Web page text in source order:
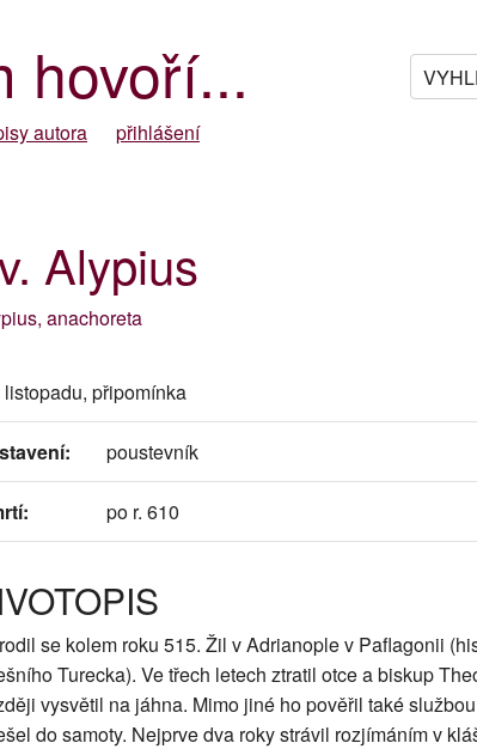
hovoří...
autora přihlášení
Alypius
anachoreta
listopadu, připomínka
poustevník
po r. 610
se kolem roku 515. Žil v Adrianople v Paflagonii
Turecka). Ve třech letech ztratil otce a biskup
vysvětil na jáhna. Mimo jiné ho pověřil také
do samoty. Nejprve dva roky strávil rozjímáním v